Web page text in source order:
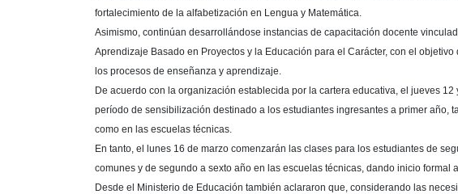
fortalecimiento de la alfabetización en Lengua y Matemática.
Asimismo, continúan desarrollándose instancias de capacitación docente
Aprendizaje Basado en Proyectos y la Educación para el Carácter, con el
los procesos de enseñanza y aprendizaje.
De acuerdo con la organización establecida por la cartera educativa, el jueves
período de sensibilización destinado a los estudiantes ingresantes a primer año,
como en las escuelas técnicas.
En tanto, el lunes 16 de marzo comenzarán las clases para los estudiantes de
comunes y de segundo a sexto año en las escuelas técnicas, dando inicio formal
Desde el Ministerio de Educación también aclararon que, considerando las